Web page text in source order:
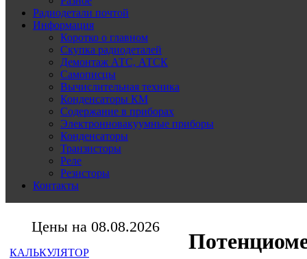
Радиодетали почтой
Информация
Коротко о главном
Скупка радиодеталей
Демонтаж АТС, АТСК
Самописцы
Вычислительная техника
Конденсаторы КМ
Содержание в приборах
Электронновакуумные приборы
Конденсаторы
Транзисторы
Реле
Резисторы
Контакты
Цены на 08.08.2026
КАЛЬКУЛЯТОР